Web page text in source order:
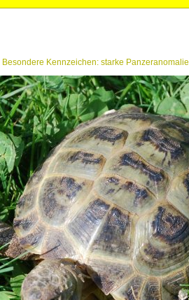
Kennzeichen: starke Panzeranomalie